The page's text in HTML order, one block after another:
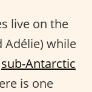
live on the
Adélie) while
sub-Antarctic
is one